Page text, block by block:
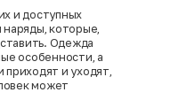
и доступных
которые,
Одежда
особенности, а
и уходят,
может